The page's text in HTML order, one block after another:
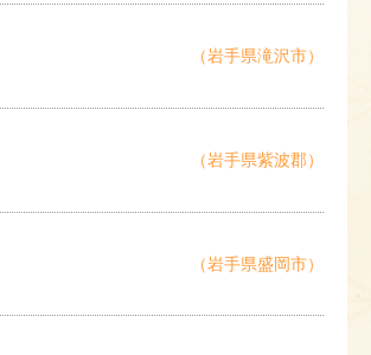
（岩手県滝沢市）
（岩手県紫波郡）
（岩手県盛岡市）